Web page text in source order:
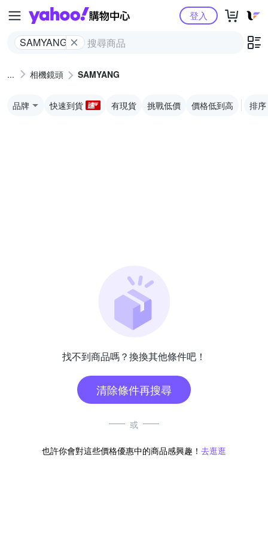
Yahoo購物中心
SAMYANG
登入
相機鏡頭 SAMYANG
品牌 快速到貨 有現貨 挑戰低價 價格低到高 排序
找不到商品嗎？換換其他條件吧！
清除條件再搜尋
或
也許你會對這些價格優惠中的商品感興趣！ 去逛逛